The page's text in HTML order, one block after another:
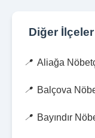
Diğer İlçeler
Aliağa
Balçova
Bayındır